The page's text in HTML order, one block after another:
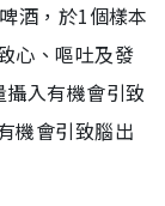
酒，於1個樣本
心、嘔吐及發
入有機會引致
機會引致腦出